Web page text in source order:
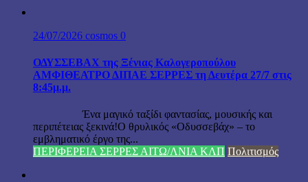
24/07/2026 cosmos 0
ΟΔΥΣΣΕΒΑΧ της Ξένιας Καλογεροπούλου
ΑΜΦΙΘΕΑΤΡΟ ΔΙΠΑΕ ΣΕΡΡΕΣ τη Δευτέρα 27/7 στις
8:45μ.μ.
Ένα μαγικό ταξίδι φαντασίας, μουσικής και
περιπέτειας ξεκινά!Ο θρυλικός «Οδυσσεβάχ» – το
εμβληματικό έργο της...
ΠΕΡΙΦΕΡΕΙΑ ΣΕΡΡΕΣ ΑΙΤΩ/ΛΝΙΑ ΚΛΠ Πολιτισμός